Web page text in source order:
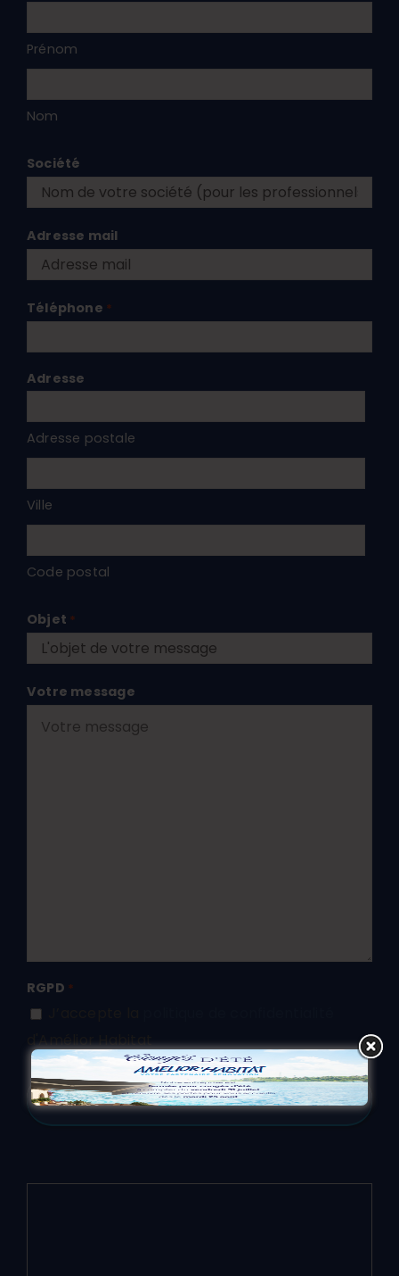
Prénom
Nom
Société
Adresse mail
Téléphone *
Adresse
Adresse postale
Ville
Code postal
Objet *
Votre message
RGPD *
d'Amélior Habitat